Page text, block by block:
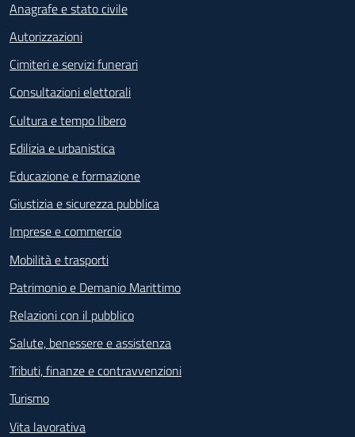
Anagrafe e stato civile
Autorizzazioni
Cimiteri e servizi funerari
Consultazioni elettorali
Cultura e tempo libero
Edilizia e urbanistica
Educazione e formazione
Giustizia e sicurezza pubblica
Imprese e commercio
Mobilità e trasporti
Patrimonio e Demanio Marittimo
Relazioni con il pubblico
Salute, benessere e assistenza
Tributi, finanze e contravvenzioni
Turismo
Vita lavorativa